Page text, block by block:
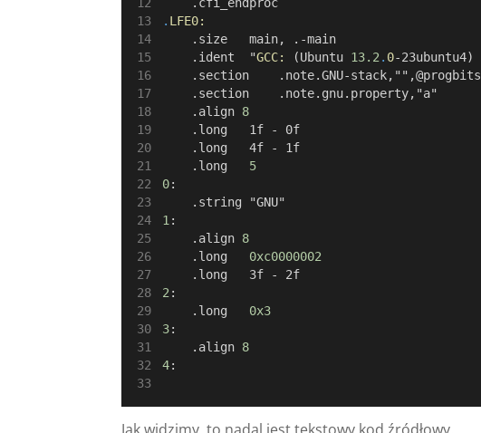
. LFE0:
	.size	main, .-main
	.ident	"
GCC: (Ubuntu 13.2 . 0-23ubuntu4)
	.section	.note.GNU-stack,"",@progbits
	.section	.note.gnu.property,"a"
	.align
8
	.long	1f - 0f
	.long	4f - 1f
5
0:
	.string	"GNU"
1 :
	.align
8
0xc0000002
	.long	3f - 2f
2 :
0x3
3:
	.align
8
4: